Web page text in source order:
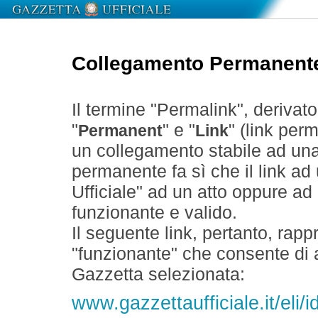
Collegamento
Il termine "Permalink",
" Permanent" e " Link" (link
un collegamento stabile ad
permanente fa sì che il link
Ufficiale" ad un atto oppure
funzionante e valido.
Il seguente link, pertanto,
"funzionante" che consente
Gazzetta selezionata:
www.gazzettaufficiale.it/eli/